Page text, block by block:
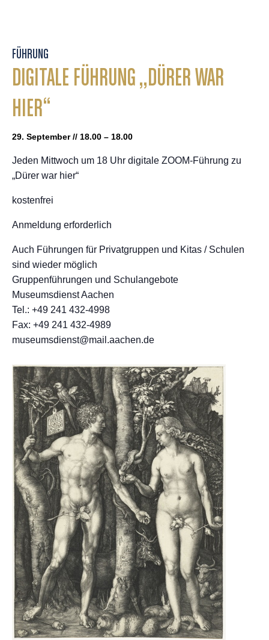
FÜHRUNG
DIGITALE FÜHRUNG „DÜRER WAR
HIER“
29. September // 18.00 – 18.00
Jeden Mittwoch um 18 Uhr digitale ZOOM-Führung zu
„Dürer war hier“
kostenfrei
Anmeldung erforderlich
Auch Führungen für Privatgruppen und Kitas / Schulen
sind wieder möglich
Gruppenführungen und Schulangebote
Museumsdienst Aachen
Tel.: +49 241 432-4998
Fax: +49 241 432-4989
museumsdienst@mail.aachen.de